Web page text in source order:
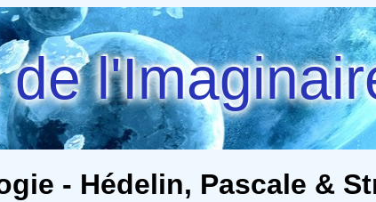
- Hédelin, Pascale &